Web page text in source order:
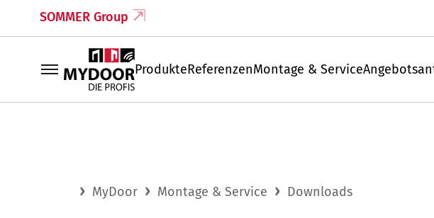
SOMMER Group
ProdukteReferenzenMontage & Service
MyDoor Montage & Service Downloads